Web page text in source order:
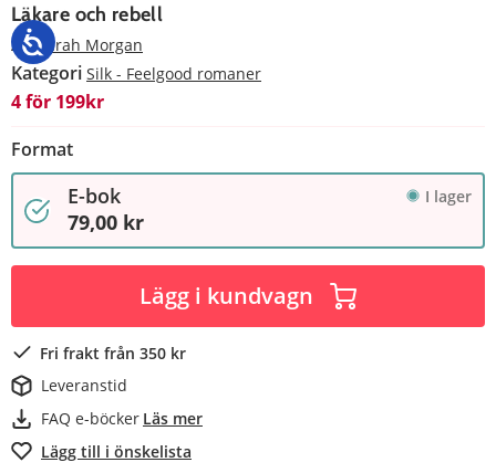
Läkare och rebell
AvSarah Morgan
Kategori Silk - Feelgood romaner
4 för 199kr
Format
E-bok I lager
79,00 kr
Lägg i kundvagn
Fri frakt från 350 kr
Leveranstid
FAQ e-böcker Läs mer
Lägg till i önskelista